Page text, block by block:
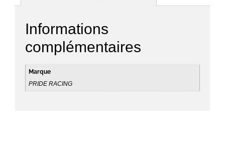
Informations
complémentaires
Marque
PRIDE RACING